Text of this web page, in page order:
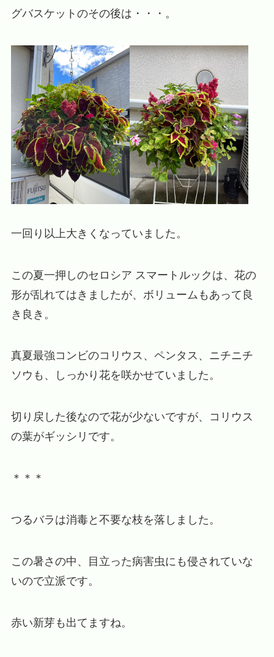
グバスケットのその後は・・・。
一回り以上大きくなっていました。
この夏一押しのセロシア スマートルックは、花の
形が乱れてはきましたが、ボリュームもあって良
き良き。
真夏最強コンビのコリウス、ペンタス、ニチニチ
ソウも、しっかり花を咲かせていました。
切り戻した後なので花が少ないですが、コリウス
の葉がギッシリです。
＊＊＊
つるバラは消毒と不要な枝を落しました。
この暑さの中、目立った病害虫にも侵されていな
いので立派です。
赤い新芽も出てますね。